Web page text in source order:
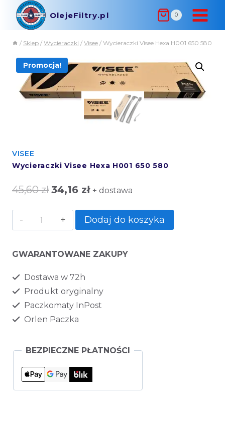
OlejeFiltry.pl 0
/ Sklep / Wycieraczki / Visee / Wycieraczki Visee Hexa H001 650 580
Promocja!
VISEE
Wycieraczki Visee Hexa H001 650 580
45,60zł 34,16 zł + dostawa
Dodaj do koszyka
GWARANTOWANE ZAKUPY
Dostawa w 72h
Produkt oryginalny
Paczkomaty InPost
Orlen Paczka
BEZPIECZNE PŁATNOŚCI